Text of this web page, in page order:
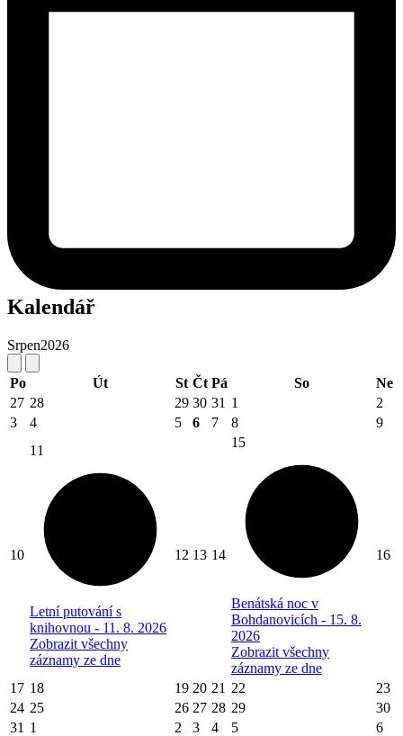
Kalendář
Srpen2026
Po Út St Čt Pá So
Ne
27 28 29 30 31 1
2
3
4 5 6 7 8 9
10
11
Letní putování s
knihovnou - 11. 8. 2026
Zobrazit všechny
záznamy ze dne
12 13 14
15
Benátská noc v
Bohdanovicích - 15. 8.
2026
Zobrazit všechny
záznamy ze dne
16
17 18 19 20 21 22
23
24 25 26 27 28 29
30
31 1 2 3 4 5 6